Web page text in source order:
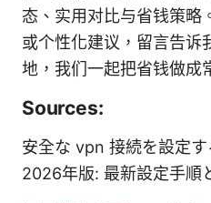
态、实用对比与省钱策略
或个性化建议，留言告诉
地，我们一起把省钱做成
Sources:
安全な vpn 接続を設定
2026年版: 最新設定手順